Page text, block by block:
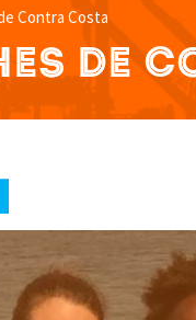
Contra Costa
DE